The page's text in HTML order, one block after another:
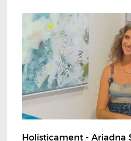
Holisticament - Ariadna